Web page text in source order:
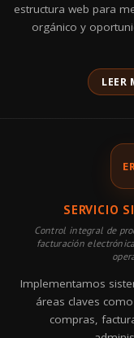
estructura web para
orgánico y
LEER
SERVICIO
Control integral de
facturación
Implementamos
áreas claves
compras,